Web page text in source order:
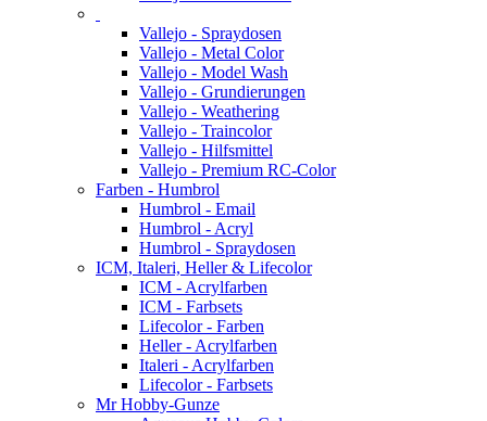
Vallejo - Spraydosen
Vallejo - Metal Color
Vallejo - Model Wash
Vallejo - Grundierungen
Vallejo - Weathering
Vallejo - Traincolor
Vallejo - Hilfsmittel
Vallejo - Premium RC-Color
Farben - Humbrol
Humbrol - Email
Humbrol - Acryl
Humbrol - Spraydosen
ICM, Italeri, Heller & Lifecolor
ICM - Acrylfarben
ICM - Farbsets
Lifecolor - Farben
Heller - Acrylfarben
Italeri - Acrylfarben
Lifecolor - Farbsets
Mr Hobby-Gunze